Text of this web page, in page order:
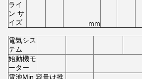
ライ
ン サ
イズ
mm
電気シス
テム
始動機モ
ーター
電池Min.容量は推